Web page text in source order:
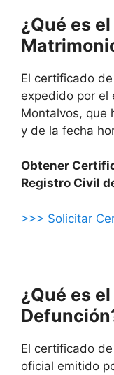
¿Qué es
El certificado
expedido por el
Montalvos, que
y de la fecha
Obtener
Registro Civil
>>> Solicitar
¿Qué es
El certificado
oficial emitido